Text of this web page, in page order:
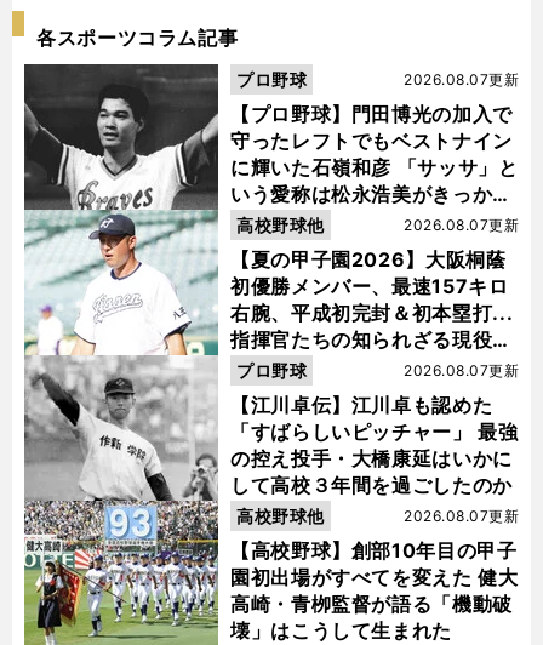
各スポーツコラム記事
【プロ野球】門田博光の加入で
守ったレフトでもベストナイン
に輝いた石嶺和彦 「サッサ」と
いう愛称は松永浩美がきっか
け？
2026.08.07更新
プロ野球
【夏の甲子園2026】大阪桐蔭
初優勝メンバー、最速157キロ
右腕、平成初完封＆初本塁打...
指揮官たちの知られざる現役時
代
2026.08.07更新
高校野球他
【江川卓伝】江川卓も認めた
「すばらしいピッチャー」 最強
の控え投手・大橋康延はいかに
して高校３年間を過ごしたのか
2026.08.07更新
プロ野球
【高校野球】創部10年目の甲子
園初出場がすべてを変えた 健大
高崎・青栁監督が語る「機動破
壊」はこうして生まれた
2026.08.07更新
高校野球他